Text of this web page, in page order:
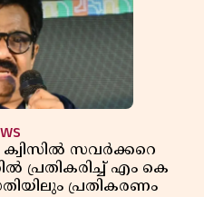
സവർക്കറെ
പ്രതികരിച്ച് എം കെ
പ്രതികരണം